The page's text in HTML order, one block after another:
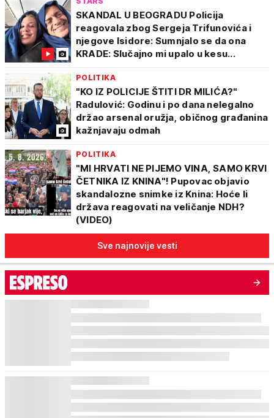
SKANDAL U BEOGRADU Policija
reagovala zbog Sergeja Trifunovića i
njegove Isidore: Sumnjalo se da ona
KRADE: Slučajno mi upalo u kesu...
POLITIKA
"KO IZ POLICIJE ŠTITI DR MILIĆA?"
Radulović: Godinu i po dana nelegalno
držao arsenal oružja, običnog građanina
kažnjavaju odmah
POLITIKA
"MI HRVATI NE PIJEMO VINA, SAMO KRVI
ČETNIKA IZ KNINA"! Pupovac objavio
skandalozne snimke iz Knina: Hoće li
država reagovati na veličanje NDH?
(VIDEO)
Sve najnovije vesti